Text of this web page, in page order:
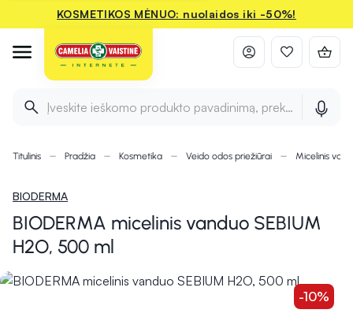
KOSMETIKOS MĖNUO: nuolaidos iki -50%!
Įveskite ieškomo produkto pavadinimą, prekės ženklą ir
Titulinis Pradžia Kosmetika Veido odos priežiūrai Micelinis
BIODERMA
BIODERMA micelinis vanduo SEBIUM
H2O, 500 ml
-10%